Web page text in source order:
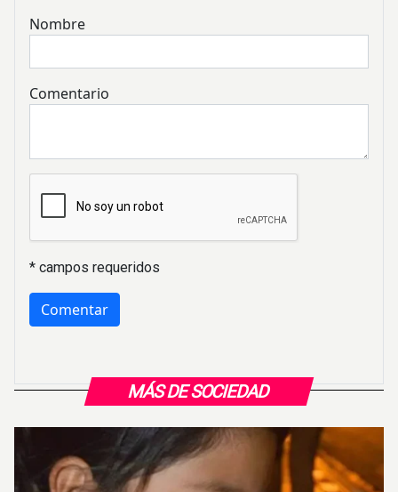
MÁS DE SOCIEDAD
Nombre
Comentario
* campos requeridos